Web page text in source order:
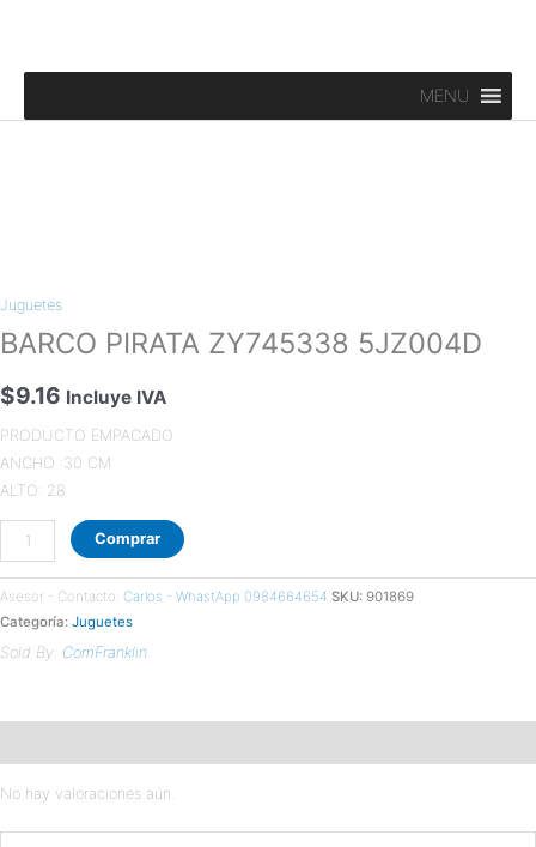
contenido
MENU
Juguetes
BARCO PIRATA ZY745338 5JZ004D
$9.16 Incluye IVA
PRODUCTO EMPACADO
ANCHO :30 CM
ALTO: 28
ZY745338
5JZ004D
Comprar
Asesor - Contacto: Carlos - WhastApp 0984664654 SKU: 901869
Categoría: Juguetes
Sold By: ComFranklin
No hay valoraciones aún.